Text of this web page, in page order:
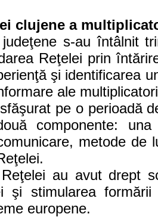
clujene a
judeţene s-au întâlnit
Reţelei prin
şi identificarea
ale
pe o perioadă
componente:
metode de
au avut drept
şi stimularea
europene.